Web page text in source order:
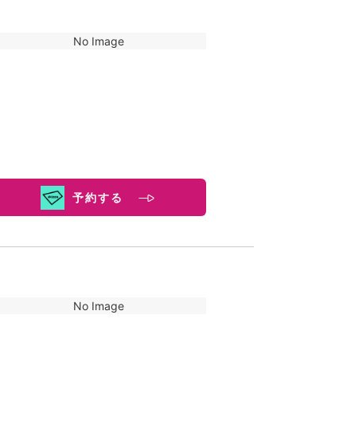
No Image
予約する
No Image